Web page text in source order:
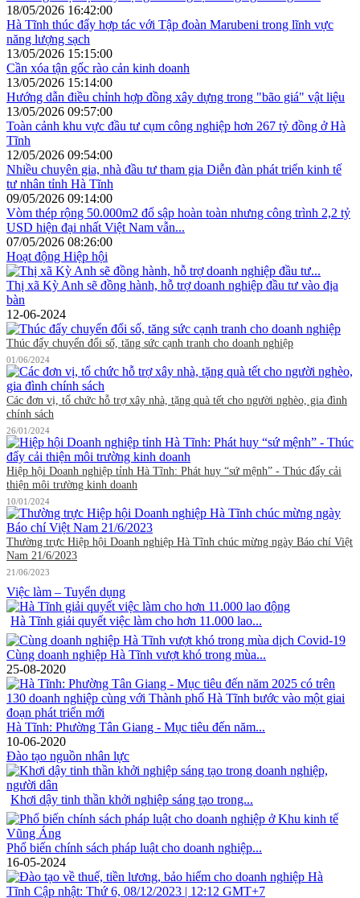
18/05/2026 16:42:00
Hà Tĩnh thúc đẩy hợp tác với Tập đoàn Marubeni trong lĩnh vực
năng lượng sạch
13/05/2026 15:15:00
Cần xóa tận gốc rào cản kinh doanh
13/05/2026 15:14:00
Hướng dẫn điều chỉnh hợp đồng xây dựng trong "bão giá" vật liệu
13/05/2026 09:57:00
Toàn cảnh khu vực đầu tư cụm công nghiệp hơn 267 tỷ đồng ở Hà
Tĩnh
12/05/2026 09:54:00
Nhiều chuyên gia, nhà đầu tư tham gia Diễn đàn phát triển kinh tế
tư nhân tỉnh Hà Tĩnh
09/05/2026 09:14:00
Vòm thép rộng 50.000m2 đổ sập hoàn toàn nhưng công trình 2,2 tỷ
USD hiện đại nhất Việt Nam vẫn...
07/05/2026 08:26:00
Hoạt động Hiệp hội
Thị xã Kỳ Anh sẽ đồng hành, hỗ trợ doanh nghiệp đầu tư vào địa
bàn
12-06-2024
Thúc đẩy chuyển đổi số, tăng sức cạnh tranh cho doanh nghiệp
01/06/2024
Các đơn vị, tổ chức hỗ trợ xây nhà, tặng quà tết cho người nghèo, gia đình
chính sách
26/01/2024
Hiệp hội Doanh nghiệp tỉnh Hà Tĩnh: Phát huy “sứ mệnh” - Thúc đẩy cải
thiện môi trường kinh doanh
10/01/2024
Thường trực Hiệp hội Doanh nghiệp Hà Tĩnh chúc mừng ngày Báo chí Việt
Nam 21/6/2023
21/06/2023
Việc làm – Tuyển dụng
Hà Tĩnh giải quyết việc làm cho hơn 11.000 lao...
Cùng doanh nghiệp Hà Tĩnh vượt khó trong mùa...
25-08-2020
Hà Tĩnh: Phường Tân Giang - Mục tiêu đến năm...
10-06-2020
Đào tạo nguồn nhân lực
Khơi dậy tinh thần khởi nghiệp sáng tạo trong...
Phổ biến chính sách pháp luật cho doanh nghiệp...
16-05-2024